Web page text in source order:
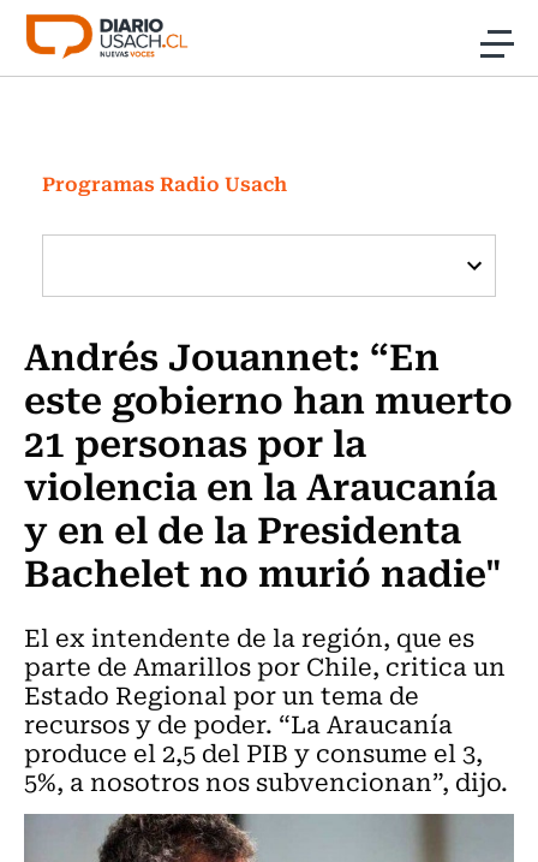
Click acá para ir directamente al contenido
Investigación
Cultura
Programas Radio y TV Usach
Programas Radio Usach
Andrés Jouannet: “En
este gobierno han muerto
21 personas por la
violencia en la Araucanía
y en el de la Presidenta
Bachelet no murió nadie"
El ex intendente de la región, que es
parte de Amarillos por Chile, critica un
Estado Regional por un tema de
recursos y de poder. “La Araucanía
produce el 2,5 del PIB y consume el 3,
5%, a nosotros nos subvencionan”, dijo.